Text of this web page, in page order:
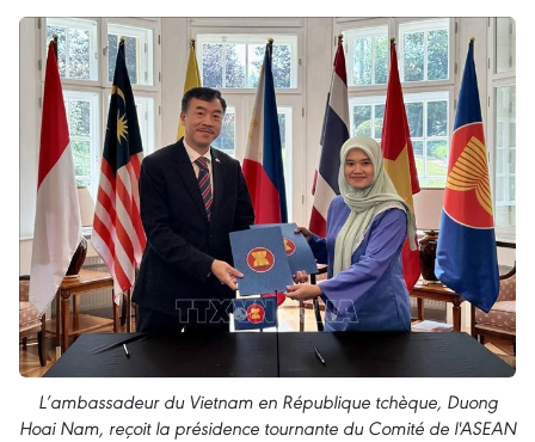
L’ambassadeur du Vietnam en République tchèque, Duong
Hoai Nam, reçoit la présidence tournante du Comité de l'ASEAN